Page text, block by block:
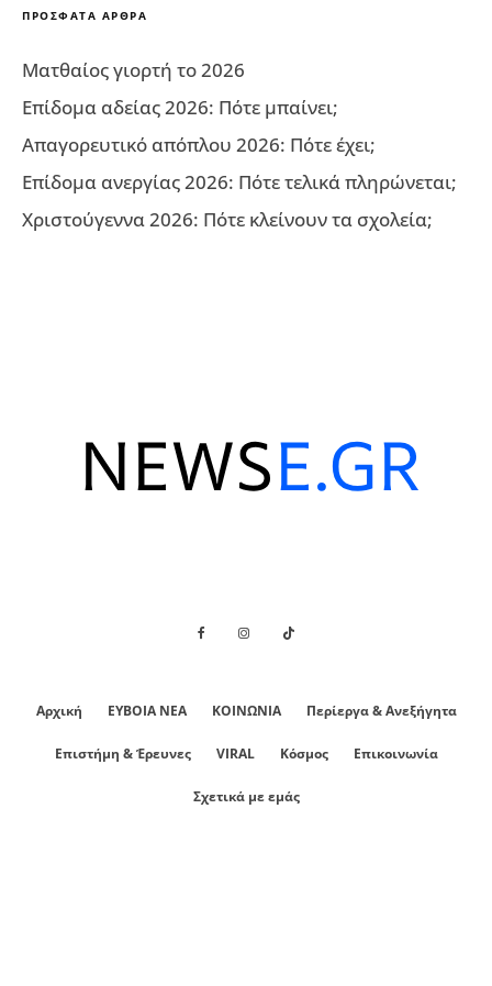
ΠΡΌΣΦΑΤΑ ΆΡΘΡΑ
Ματθαίος γιορτή το 2026
Επίδομα αδείας 2026: Πότε μπαίνει;
Απαγορευτικό απόπλου 2026: Πότε έχει;
Επίδομα ανεργίας 2026: Πότε τελικά πληρώνεται;
Χριστούγεννα 2026: Πότε κλείνουν τα σχολεία;
Αρχική ΕΥΒΟΙΑ ΝΕΑ ΚΟΙΝΩΝΙΑ Περίεργα & Ανεξήγητα
Επιστήμη & Έρευνες VIRAL Κόσμος Επικοινωνία
Σχετικά με εμάς